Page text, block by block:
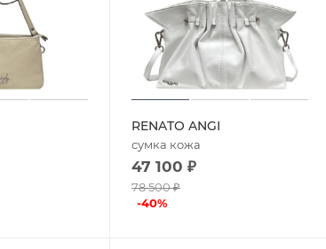
RENATO ANGI
сумка кожа
47 100 ₽
78 500₽
-40%